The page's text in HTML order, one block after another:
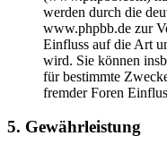
werden durch die
www.phpbb.de zur
Einfluss auf die Art
wird. Sie können
für bestimmte
fremder Foren
5. Gewährleistung